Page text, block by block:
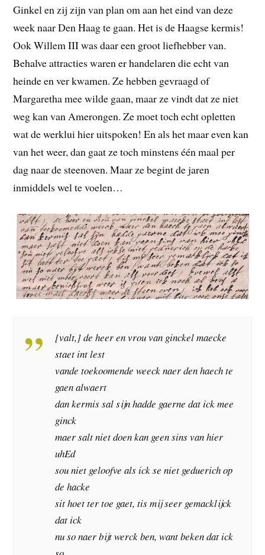
Ginkel en zij zijn van plan om aan het eind van deze
week naar Den Haag te gaan. Het is de Haagse kermis!
Ook Willem III was daar een groot liefhebber van.
Behalve attracties waren er handelaren die echt van
heinde en ver kwamen. Ze hebben gevraagd of
Margaretha mee wilde gaan, maar ze vindt dat ze niet
weg kan van Amerongen. Ze moet toch echt opletten
wat de werklui hier uitspoken! En als het maar even kan
van het weer, dan gaat ze toch minstens één maal per
dag naar de steenoven. Maar ze begint de jaren
inmiddels wel te voelen…
[valt,] de heer en vrou van ginckel maecke
staet int lest
vande toekoomende weeck naer den haech te
gaen alwaert
dan kermis sal sijn hadde gaerne dat ick mee
ginck
maer salt niet doen kan geen sins van hier
uhEd
sou niet geloofve als ick se niet geduerich op
de hacke
sit hoet ter toe gaet, tis mij seer gemacklijck
dat ick
nu so naer bijt werck ben, want beken dat ick